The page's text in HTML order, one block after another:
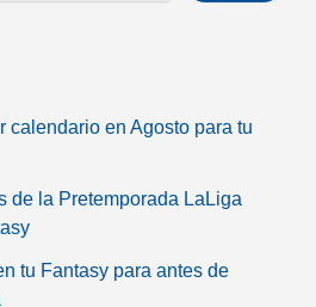
calendario en Agosto para tu
de la Pretemporada LaLiga
tu Fantasy para antes de